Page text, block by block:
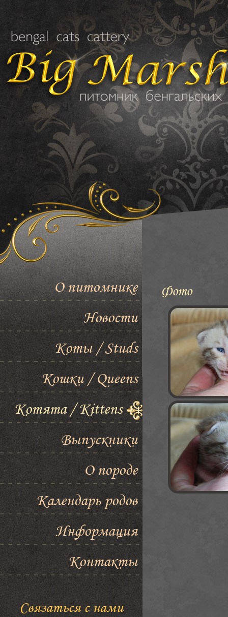
О питомнике
Новости
Коты / Studs
Кошки / Queens
Котята / Kittens
Выпускники
О породе
Календарь родов
Информация
Контакты
Связаться с нами
Фото